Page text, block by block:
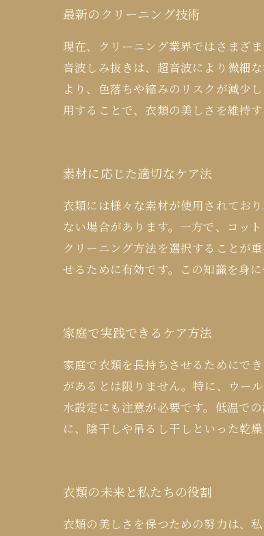
最新のクリーニング技術
現在、クリーニング業界ではさまざ
音波しみ抜きは、超音波により微細
より、色落ちや縮みのリスクが減少
用することで、衣類の美しさを維持す
素材に応じた適切なケア法
衣類には様々な素材が使用されてお
ない場合があります。一方で、コッ
クリーニング方法を選択することが
せるために有効です。この知識を身
家庭で実践できるケア方法
家庭で衣類を長持ちさせるためにで
があるとは限りません。特に、ウー
水設定にも注意が必要です。低温で
に、陰干しや吊るし干しといった乾燥
衣類の未来と私たちの役割
衣類の美しさを保つための努力は、